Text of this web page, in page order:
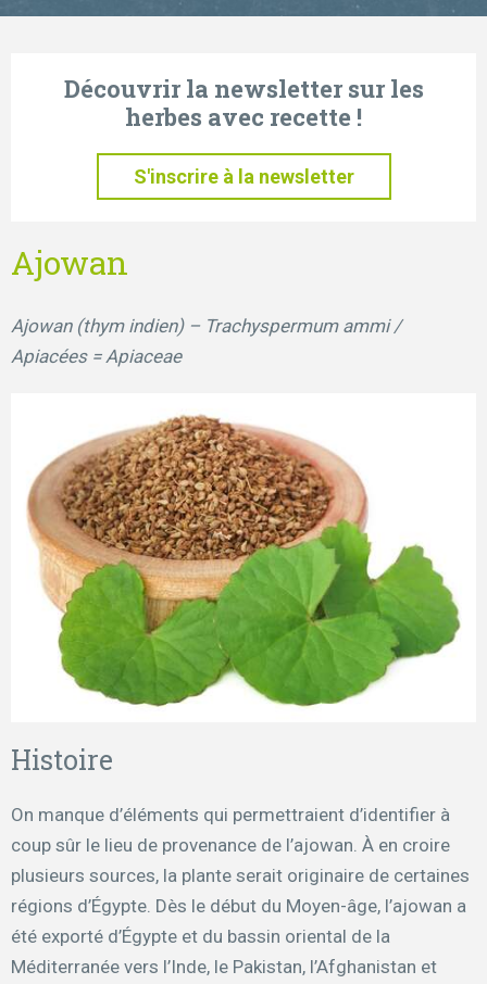
Découvrir la newsletter sur les
herbes avec recette !
S'inscrire à la newsletter
Ajowan
Ajowan (thym indien) – Trachyspermum ammi /
Apiacées = Apiaceae
Histoire
On manque d’éléments qui permettraient d’identifier à
coup sûr le lieu de provenance de l’ajowan. À en croire
plusieurs sources, la plante serait originaire de certaines
régions d’Égypte. Dès le début du Moyen-âge, l’ajowan a
été exporté d’Égypte et du bassin oriental de la
Méditerranée vers l’Inde, le Pakistan, l’Afghanistan et